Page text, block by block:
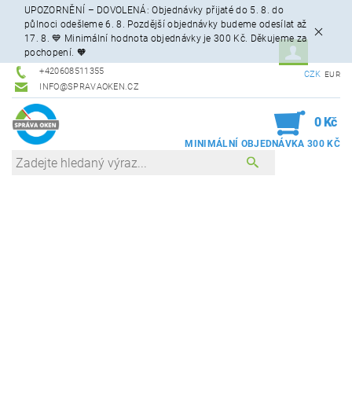
UPOZORNĚNÍ – DOVOLENÁ: Objednávky přijaté do 5. 8. do
půlnoci odešleme 6. 8. Pozdější objednávky budeme odesílat až
17. 8. 💙 Minimální hodnota objednávky je 300 Kč. Děkujeme za
pochopení. 🧡
+420608511355
INFO@SPRAVAOKEN.CZ
CZK EUR
0 Kč